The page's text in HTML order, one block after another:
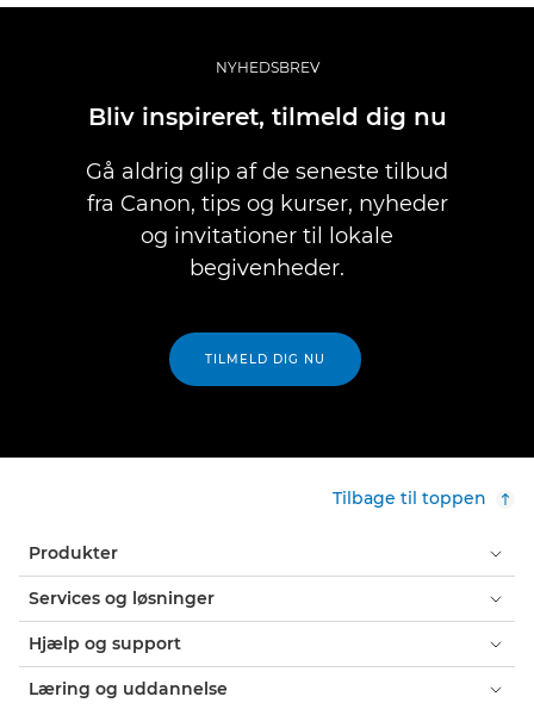
NYHEDSBREV
Bliv inspireret, tilmeld dig nu
Gå aldrig glip af de seneste tilbud
fra Canon, tips og kurser, nyheder
og invitationer til lokale
begivenheder.
TILMELD DIG NU
Tilbage til toppen
Produkter
Services og løsninger
Hjælp og support
Læring og uddannelse